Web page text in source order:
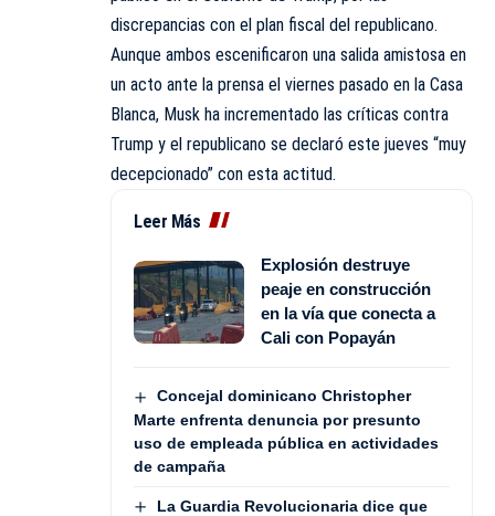
discrepancias con el plan fiscal del republicano.
Aunque ambos escenificaron una salida amistosa en
un acto ante la prensa el viernes pasado en la Casa
Blanca, Musk ha incrementado las críticas contra
Trump y el republicano se declaró este jueves “muy
decepcionado” con esta actitud.
Leer Más
Explosión destruye
peaje en construcción
en la vía que conecta a
Cali con Popayán
Concejal dominicano Christopher
Marte enfrenta denuncia por presunto
uso de empleada pública en actividades
de campaña
La Guardia Revolucionaria dice que